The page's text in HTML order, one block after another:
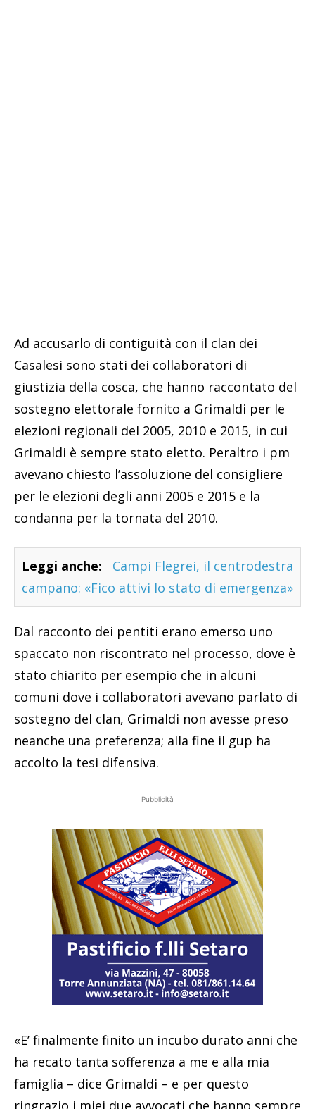
Ad accusarlo di contiguità con il clan dei
Casalesi sono stati dei collaboratori di
giustizia della cosca, che hanno raccontato del
sostegno elettorale fornito a Grimaldi per le
elezioni regionali del 2005, 2010 e 2015, in cui
Grimaldi è sempre stato eletto. Peraltro i pm
avevano chiesto l’assoluzione del consigliere
per le elezioni degli anni 2005 e 2015 e la
condanna per la tornata del 2010.
Leggi anche:
Campi Flegrei, il centrodestra
campano: «Fico attivi lo stato di emergenza»
Dal racconto dei pentiti erano emerso uno
spaccato non riscontrato nel processo, dove è
stato chiarito per esempio che in alcuni
comuni dove i collaboratori avevano parlato di
sostegno del clan, Grimaldi non avesse preso
neanche una preferenza; alla fine il gup ha
accolto la tesi difensiva.
Pubblicità
«E’ finalmente finito un incubo durato anni che
ha recato tanta sofferenza a me e alla mia
famiglia – dice Grimaldi – e per questo
ringrazio i miei due avvocati che hanno sempre